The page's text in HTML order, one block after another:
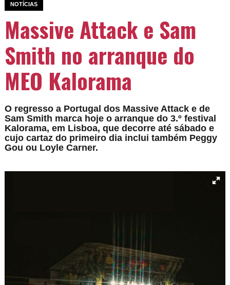
NOTÍCIAS
Massive Attack e Sam
Smith no arranque do
MEO Kalorama
O regresso a Portugal dos Massive Attack e de
Sam Smith marca hoje o arranque do 3.º festival
Kalorama, em Lisboa, que decorre até sábado e
cujo cartaz do primeiro dia inclui também Peggy
Gou ou Loyle Carner.